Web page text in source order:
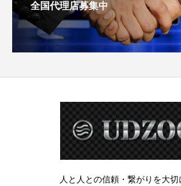
全国代理店募集中
人と人との信頼・繋がりを大切